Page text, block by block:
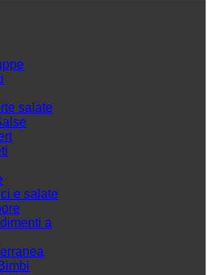
salate
e salate
a